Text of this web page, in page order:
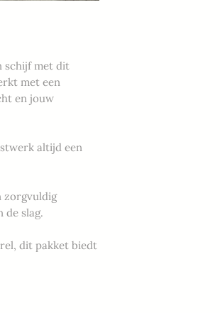
schijf met dit
met een
en jouw
altijd een
zorgvuldig
de slag.
dit pakket biedt